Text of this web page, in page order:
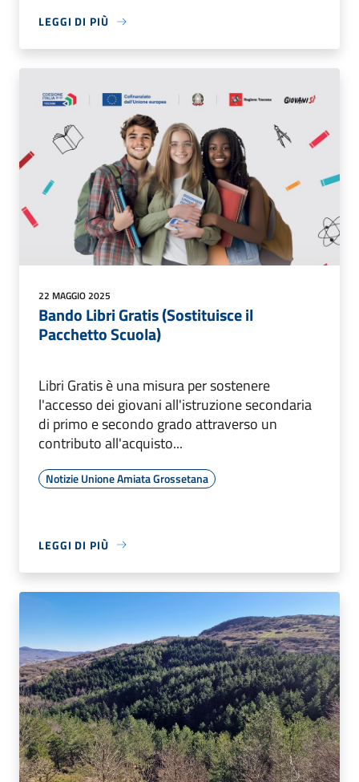
LEGGI DI PIÙ
22 MAGGIO 2025
Bando Libri Gratis (Sostituisce il
Pacchetto Scuola)
Libri Gratis è una misura per sostenere
l'accesso dei giovani all'istruzione secondaria
di primo e secondo grado attraverso un
contributo all'acquisto...
Notizie Unione Amiata Grossetana
LEGGI DI PIÙ